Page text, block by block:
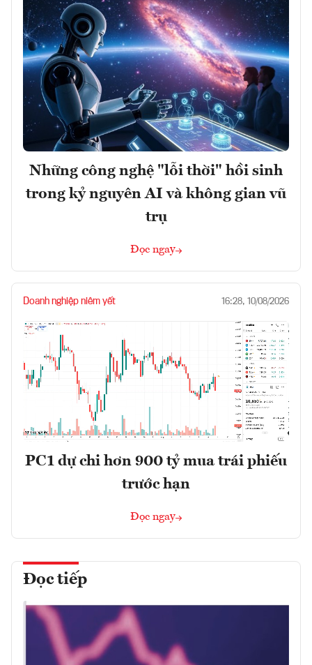
Những công nghệ "lỗi thời" hồi sinh
trong kỷ nguyên AI và không gian vũ
trụ
Đọc ngay
Doanh nghiệp niêm yết 16:28, 10/08/2026
PC1 dự chi hơn 900 tỷ mua trái phiếu
trước hạn
Đọc ngay
Đọc tiếp